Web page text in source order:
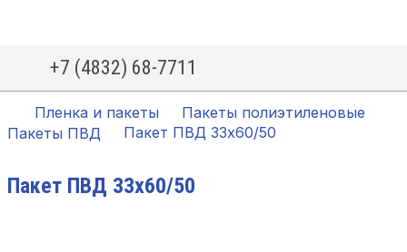
+7 (4832) 68-7711
Пленка и пакеты
Пакеты полиэтиленовые
Пакеты ПВД
Пакет ПВД 33х60/50
Пакет ПВД 33х60/50